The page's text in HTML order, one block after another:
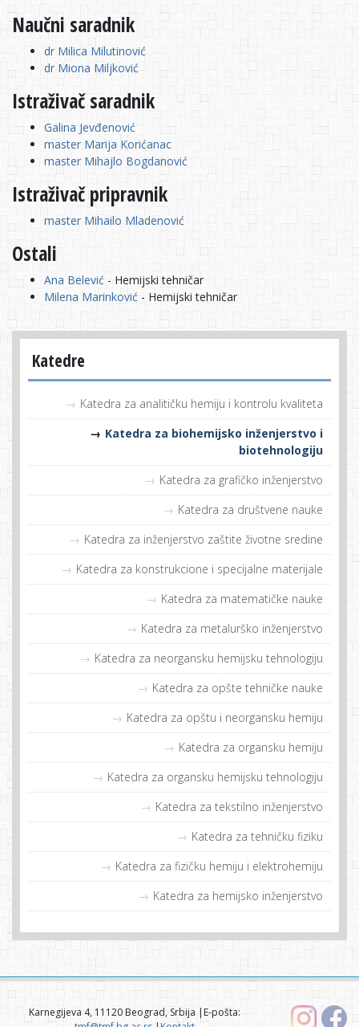
Katedre
Katedra za analitičku hemiju i kontrolu kvaliteta
Katedra za biohemijsko inženjerstvo i
biotehnologiju
Katedra za grafičko inženjerstvo
Katedra za društvene nauke
Katedra za inženjerstvo zaštite životne sredine
Katedra za konstrukcione i specijalne materijale
Katedra za matematičke nauke
Katedra za metalurško inženjerstvo
Katedra za neorgansku hemijsku tehnologiju
Katedra za opšte tehničke nauke
Katedra za opštu i neorgansku hemiju
Katedra za organsku hemiju
Katedra za organsku hemijsku tehnologiju
Katedra za tekstilno inženjerstvo
Katedra za tehničku fiziku
Katedra za fizičku hemiju i elektrohemiju
Katedra za hemijsko inženjerstvo
Naučni saradnik
dr Milica Milutinović
dr Miona Miljković
Istraživač saradnik
Galina Jevđenović
master Marija Korićanac
master Mihajlo Bogdanović
Istraživač pripravnik
master Mihailo Mladenović
Ostali
Ana Belević - Hemijski tehničar
Milena Marinković - Hemijski tehničar
Karnegijeva 4, 11120 Beograd, Srbija |E-pošta: